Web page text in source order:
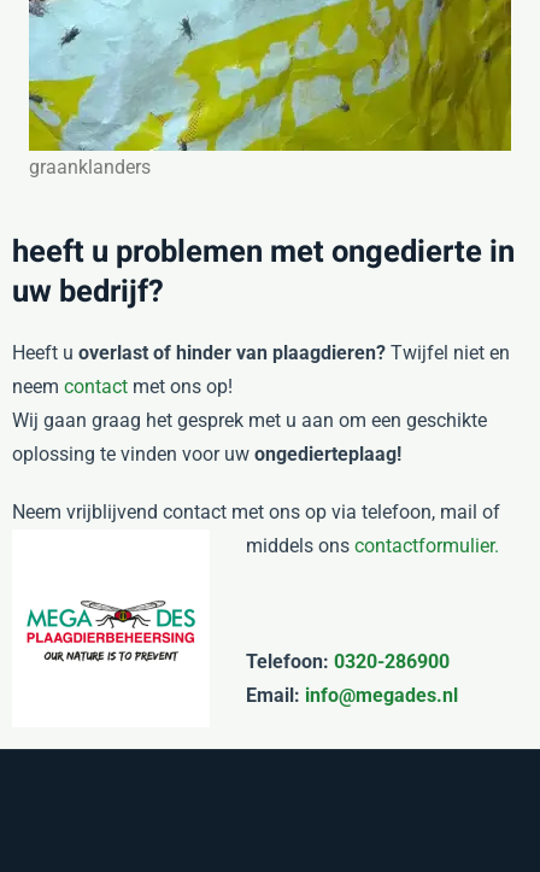
graanklanders
heeft u problemen met ongedierte in
uw bedrijf?
Heeft u overlast of hinder van plaagdieren? Twijfel niet en
neem contact met ons op!
Wij gaan graag het gesprek met u aan om een geschikte
oplossing te vinden voor uw ongedierteplaag!
Neem vrijblijvend contact met ons op via telefoon, mail of
middels ons contactformulier.
Telefoon: 0320-286900
Email: info@megades.nl